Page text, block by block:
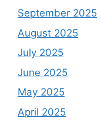
September 2025
August 2025
July 2025
June 2025
May 2025
April 2025